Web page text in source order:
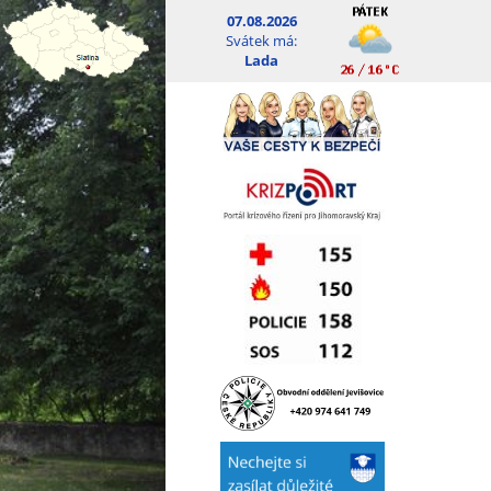
07.08.2026
Svátek má:
Lada